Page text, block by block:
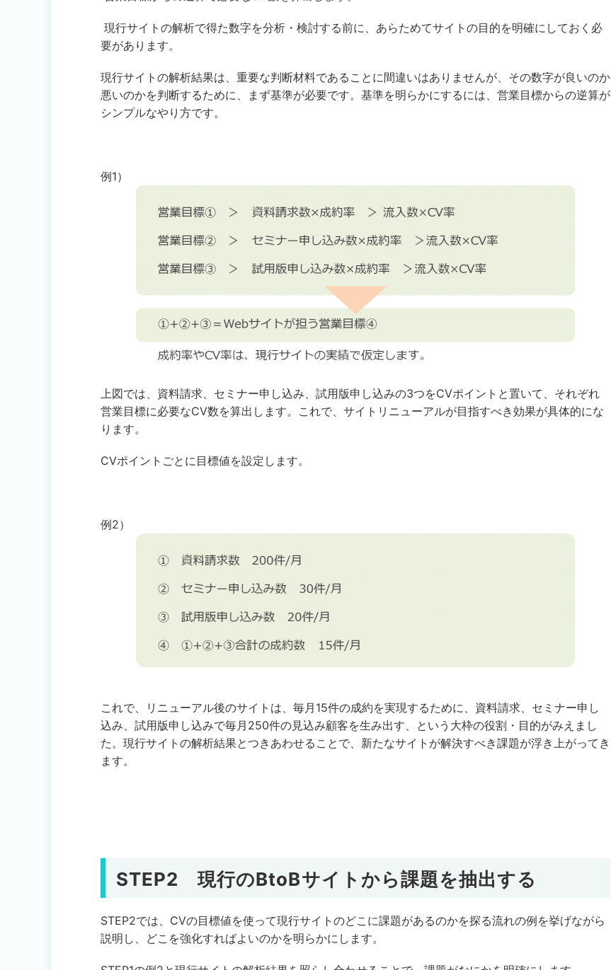
現行サイトの解析で得た数字を分析・検討する前に、あらためてサイトの目的を明確にしておく必
要があります。
現行サイトの解析結果は、重要な判断材料であることに間違いはありませんが、その数字が良いのか
悪いのかを判断するために、まず基準が必要です。基準を明らかにするには、営業目標からの逆算が
シンプルなやり方です。
例1）
上図では、資料請求、セミナー申し込み、試用版申し込みの3つをCVポイントと置いて、それぞれ
営業目標に必要なCV数を算出します。これで、サイトリニューアルが目指すべき効果が具体的にな
ります。
CVポイントごとに目標値を設定します。
例2）
これで、リニューアル後のサイトは、毎月15件の成約を実現するために、資料請求、セミナー申し
込み、試用版申し込みで毎月250件の見込み顧客を生み出す、という大枠の役割・目的がみえまし
た。現行サイトの解析結果とつきあわせることで、新たなサイトが解決すべき課題が浮き上がってき
ます。
STEP2現行のBtoBサイトから課題を抽出する
STEP2では、CVの目標値を使って現行サイトのどこに課題があるのかを探る流れの例を挙げながら
説明し、どこを強化すればよいのかを明らかにします。